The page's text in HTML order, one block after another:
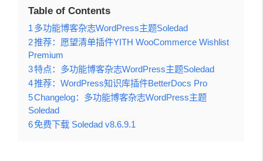
Table of Contents
1多功能博客杂志WordPress主题Soledad
2推荐：愿望清单插件YITH WooCommerce Wishlist
Premium
3特点：多功能博客杂志WordPress主题Soledad
4推荐：WordPress知识库插件BetterDocs Pro
5Changelog：多功能博客杂志WordPress主题
Soledad
6免费下载 Soledad v8.6.9.1